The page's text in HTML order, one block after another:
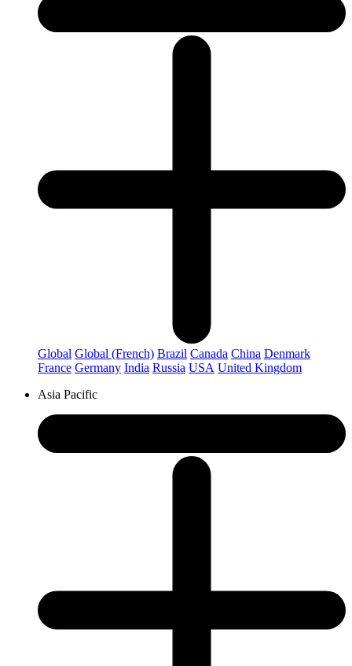
Global Global (French) Brazil Canada China Denmark
France Germany India Russia USA United Kingdom
Asia Pacific